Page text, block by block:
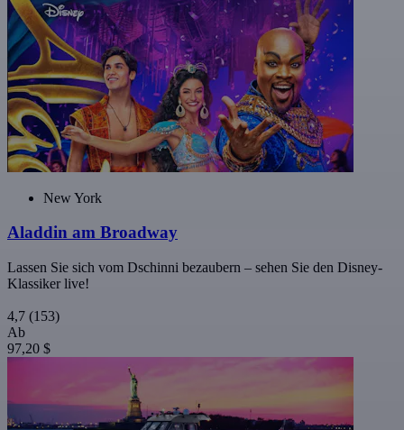
New York
Aladdin am Broadway
Lassen Sie sich vom Dschinni bezaubern – sehen Sie den Disney-
Klassiker live!
4,7 (153)
Ab
97,20 $